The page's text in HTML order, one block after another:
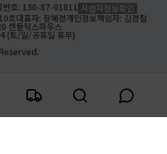
번호: 130-87-01811 사업자정보확인
호대표자: 장혜경개인정보책임자: 김경철
캔들웍스하우스
(토/일/공휴일 휴무)